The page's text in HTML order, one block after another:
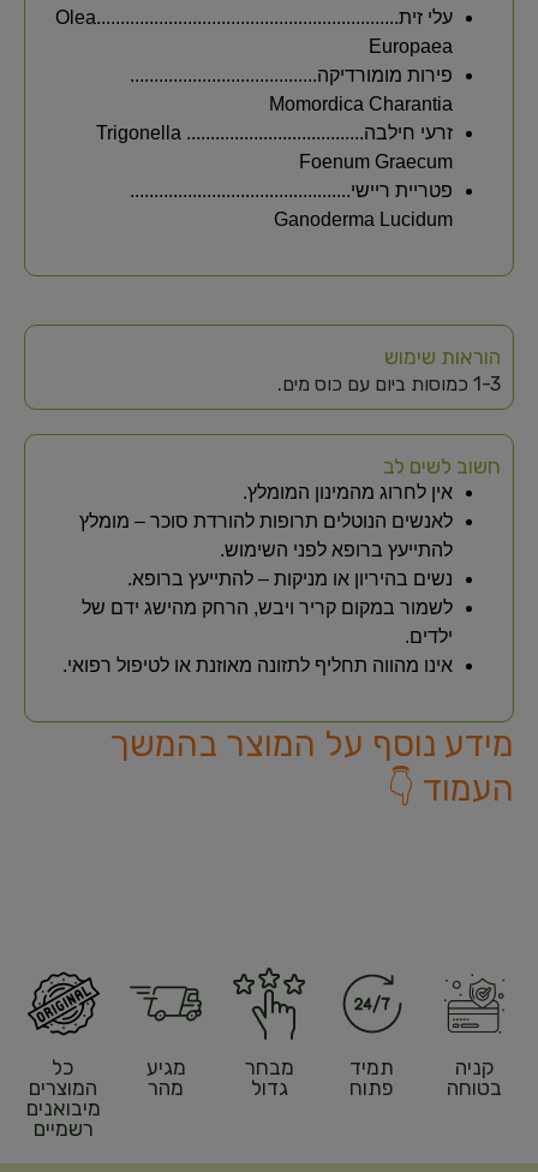
עלי זית...............................................................Olea
Europaea
פירות מומורדיקה.......................................
Momordica Charantia
זרעי חילבה..................................... Trigonella
Foenum Graecum
פטריית ריישי..............................................
Ganoderma Lucidum
הוראות שימוש
1-3 כמוסות ביום עם כוס מים.
חשוב לשים לב
אין לחרוג מהמינון המומלץ.
לאנשים הנוטלים תרופות להורדת סוכר – מומלץ
להתייעץ ברופא לפני השימוש.
נשים בהיריון או מניקות – להתייעץ ברופא.
לשמור במקום קריר ויבש, הרחק מהישג ידם של
ילדים.
אינו מהווה תחליף לתזונה מאוזנת או לטיפול רפואי.
מידע נוסף על המוצר בהמשך
העמוד 👇
קניה
בטוחה
תמיד
פתוח
מבחר
גדול
מגיע
מהר
כל
המוצרים
מיבואנים
רשמיים